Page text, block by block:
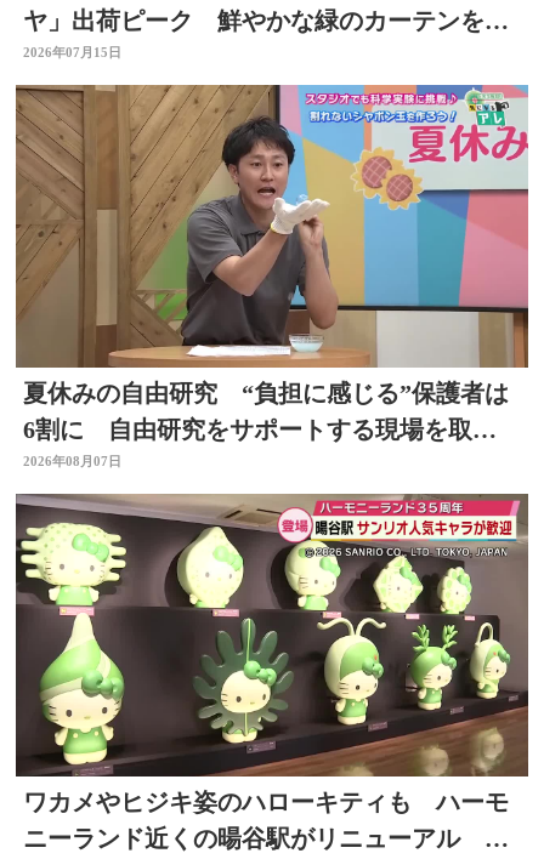
ヤ」出荷ピーク 鮮やかな緑のカーテンをか
きわけ収穫作業 大分
2026年07月15日
夏休みの自由研究 “負担に感じる”保護者は
6割に 自由研究をサポートする現場を取
材 スタジオで「割れないシャボン玉」づく
りも
2026年08月07日
ワカメやヒジキ姿のハローキティも ハーモ
ニーランド近くの暘谷駅がリニューアル 大